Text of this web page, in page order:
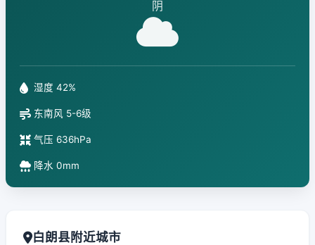
阴
湿度 42%
东南风 5-6级
气压 636hPa
降水 0mm
白朗县附近城市